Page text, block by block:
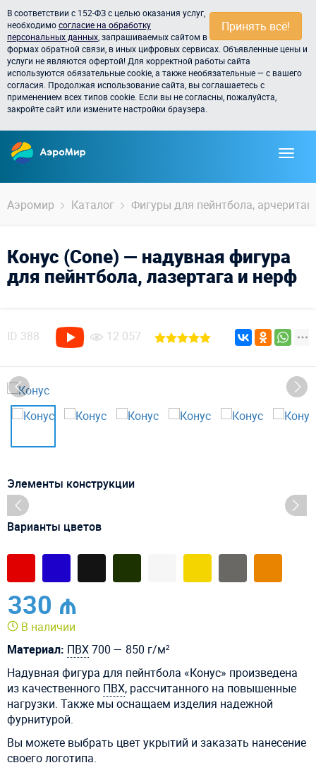
Принять всё!
В соответствии с 152-ФЗ с целью оказания услуг,
необходимосогласие на обработку
персональных данных , запрашиваемых сайтом в
формах обратной связи, в иных цифровых сервисах. Объявленные цены и
услуги не являются офертой! Для корректной работы сайта
используются обязательные cookie, а также необязательные — с вашего
согласия. Продолжая использование сайта, вы соглашаетесь с
применением всех типов cookie. Если вы не согласны, пожалуйста,
закройте сайт или измените настройки браузера.
Аэромир Каталог Фигуры для пейнтбола,
Конус (Cone) — надувная фигура
для пейнтбола, лазертага и нерф
ID 388 12 057
Элементы конструкции
Варианты цветов
330 ₼
В наличии
Материал: ПВХ700 — 850 г/м²
Надувная фигура для пейнтбола «Конус» произведена
из качественного ПВХ, рассчитанного на повышенные
нагрузки. Также мы оснащаем изделия надежной
фурнитурой.
Вы можете выбрать цвет укрытий и заказать нанесение
своего логотипа.